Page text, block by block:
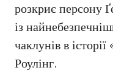
розкриє персону
із
чаклунів в
Роулінг.